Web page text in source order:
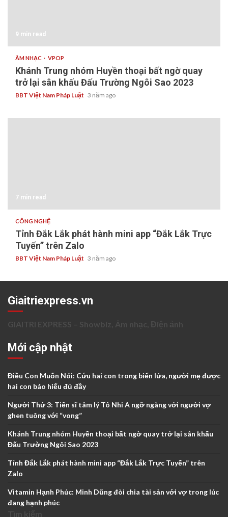
9 min read
ÂM NHẠC VPOP
Khánh Trung nhóm Huyền thoại bất ngờ quay
trở lại sân khấu Đấu Trường Ngôi Sao 2023
BBT Việt Nam Pháp Luật 3 năm ago
7 min read
CÔNG NGHỆ
Tỉnh Đắk Lắk phát hành mini app “Đắk Lắk Trực
Tuyến” trên Zalo
BBT Việt Nam Pháp Luật 3 năm ago
Giaitriexpress.vn
GIAITRI EXPRESS – Showbiz, Âm nhạc, Điện ảnh
Mới cập nhật
Điều Con Muốn Nói: Cứu hai con trong biển lửa, người mẹ được
hai con báo hiếu đủ đầy
Người Thứ 3: Tiến sĩ tâm lý Tô Nhi A ngỡ ngàng với người vợ
ghen tuông với “vong”
Khánh Trung nhóm Huyền thoại bất ngờ quay trở lại sân khấu
Đấu Trường Ngôi Sao 2023
Tỉnh Đắk Lắk phát hành mini app “Đắk Lắk Trực Tuyến” trên
Zalo
Vitamin Hạnh Phúc: Minh Dũng đòi chia tài sản với vợ trong lúc
đang hạnh phúc
Tìm kiếm